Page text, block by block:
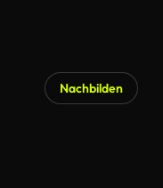
Nachbilden